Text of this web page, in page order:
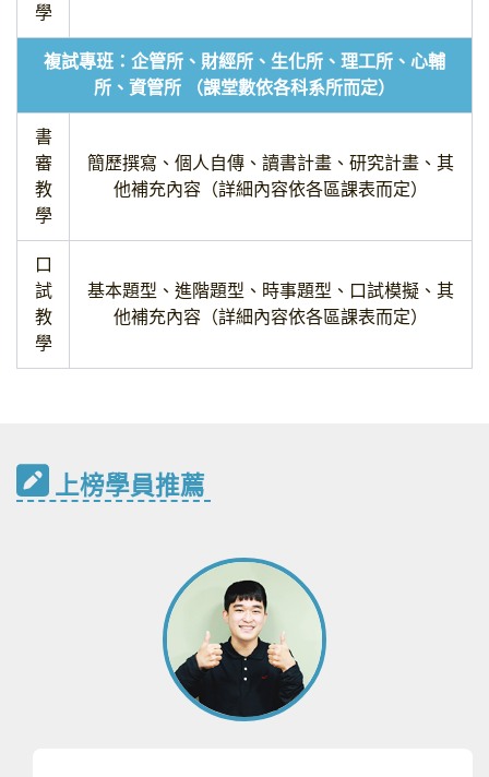
學
複試專班：企管所、財經所、生化所、理工所、心輔
所、資管所 （課堂數依各科系所而定）
書
審
教
學
簡歷撰寫、個人自傳、讀書計畫、研究計畫、其
他補充內容（詳細內容依各區課表而定）
口
試
教
學
基本題型、進階題型、時事題型、口試模擬、其
他補充內容（詳細內容依各區課表而定）
上榜學員推薦